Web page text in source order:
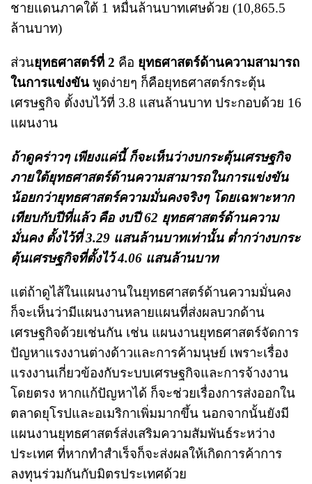
ชายแดนภาคใต้ 1 หมื่นล้านบาทเศษด้วย (10,865.5
ล้านบาท)
ส่วนยุทธศาสตร์ที่ 2 คือ ยุทธศาสตร์ด้านความสามารถ
ในการแข่งขัน พูดง่ายๆ ก็คือยุทธศาสตร์กระตุ้น
เศรษฐกิจ ตั้งงบไว้ที่ 3.8 แสนล้านบาท ประกอบด้วย 16
แผนงาน
ถ้าดูคร่าวๆ เพียงแค่นี้ ก็จะเห็นว่างบกระตุ้นเศรษฐกิจ
ภายใต้ยุทธศาสตร์ด้านความสามารถในการแข่งขัน
น้อยกว่ายุทธศาสตร์ความมั่นคงจริงๆ โดยเฉพาะหาก
เทียบกับปีที่แล้ว คือ งบปี 62 ยุทธศาสตร์ด้านความ
มั่นคง ตั้งไว้ที่ 3.29 แสนล้านบาทเท่านั้น ต่ำกว่างบกระ
ตุ้นเศรษฐกิจที่ตั้งไว้ 4.06 แสนล้านบาท
แต่ถ้าดูไส้ในแผนงานในยุทธศาสตร์ด้านความมั่นคง
ก็จะเห็นว่ามีแผนงานหลายแผนที่ส่งผลบวกด้าน
เศรษฐกิจด้วยเช่นกัน เช่น แผนงานยุทธศาสตร์จัดการ
ปัญหาแรงงานต่างด้าวและการค้ามนุษย์ เพราะเรื่อง
แรงงานเกี่ยวข้องกับระบบเศรษฐกิจและการจ้างงาน
โดยตรง หากแก้ปัญหาได้ ก็จะช่วยเรื่องการส่งออกใน
ตลาดยุโรปและอเมริกาเพิ่มมากขึ้น นอกจากนั้นยังมี
แผนงานยุทธศาสตร์ส่งเสริมความสัมพันธ์ระหว่าง
ประเทศ ที่หากทำสำเร็จก็จะส่งผลให้เกิดการค้าการ
ลงทุนร่วมกันกับมิตรประเทศด้วย